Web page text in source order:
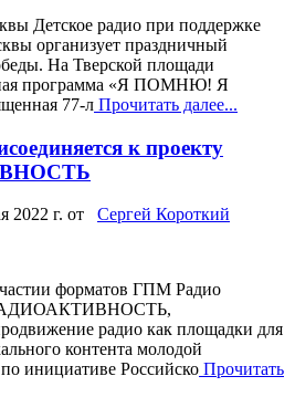
Детское радио при поддержке
организует праздничный
На Тверской площади
программа «Я ПОМНЮ! Я
77-л Прочитать далее...
к проекту
2022 г. от Сергей Короткий
форматов ГПМ Радио
радио как площадки для
контента молодой
инициативе Российско Прочитать